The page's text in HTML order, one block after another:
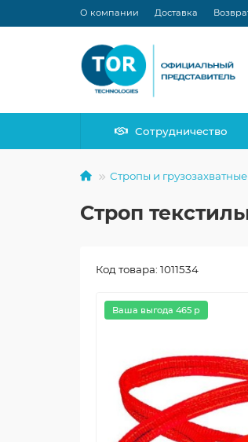
О компании Доставка
Сотрудничество
Стропы и
Строп
Код товара: 1011534
Ваша выгода 465 р